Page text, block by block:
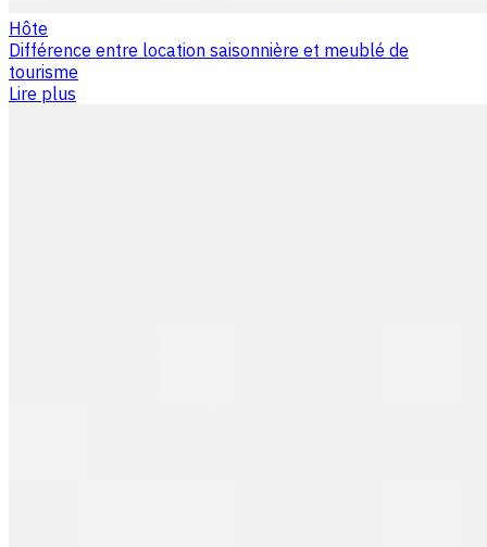
Hôte
Différence entre location saisonnière et meublé de
tourisme
Lire plus